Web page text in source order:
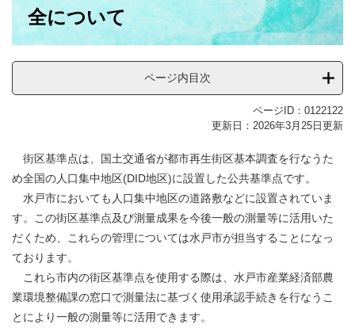
全について
ページ内目次
ページID：0122122
更新日：2026年3月25日更新
街区基準点は、国土交通省が都市再生街区基本調査を行なうた
め全国の人口集中地区(DID地区)に設置した公共基準点です。
水戸市においても人口集中地区の道路敷などに設置されていま
す。この街区基準点及び測量成果を今後一般の測量等に活用いた
だくため、これらの管理については水戸市が担当することになっ
ております。
これら市内の街区基準点を使用する際は、水戸市産業経済部農
業環境整備課の窓口で測量法に基づく使用承認手続きを行なうこ
とにより一般の測量等に活用できます。